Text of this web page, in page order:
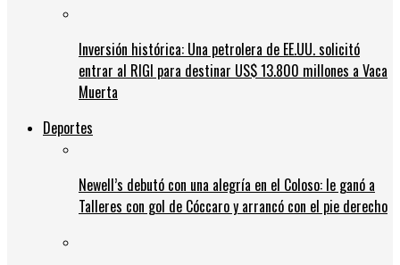
Inversión histórica: Una petrolera de EE.UU. solicitó
entrar al RIGI para destinar US$ 13.800 millones a Vaca
Muerta
Deportes
Newell’s debutó con una alegría en el Coloso: le ganó a
Talleres con gol de Cóccaro y arrancó con el pie derecho